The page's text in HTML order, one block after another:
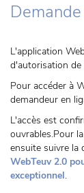
L'application
d'autorisation de
Pour accéder à
demandeur en
L'accès est
ouvrables.Pour
ensuite suivre la
WebTeuv 2.0
exceptionnel.